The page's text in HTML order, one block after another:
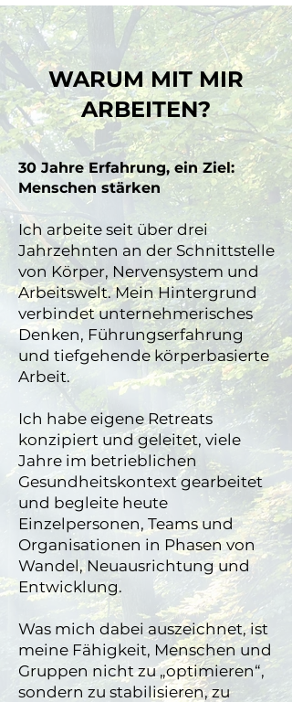
WARUM MIT MIR
ARBEITEN?
30 Jahre Erfahrung, ein Ziel:
Menschen stärken
Ich arbeite seit über drei
Jahrzehnten an der Schnittstelle
von Körper, Nervensystem und
Arbeitswelt. Mein Hintergrund
verbindet unternehmerisches
Denken, Führungserfahrung
und tiefgehende körperbasierte
Arbeit.
Ich habe eigene Retreats
konzipiert und geleitet, viele
Jahre im betrieblichen
Gesundheitskontext gearbeitet
und begleite heute
Einzelpersonen, Teams und
Organisationen in Phasen von
Wandel, Neuausrichtung und
Entwicklung.
Was mich dabei auszeichnet, ist
meine Fähigkeit, Menschen und
Gruppen nicht zu „optimieren“,
sondern zu stabilisieren, zu